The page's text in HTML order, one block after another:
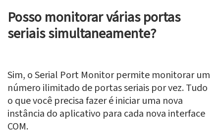
Posso monitorar várias portas
seriais simultaneamente?
Sim, o Serial Port Monitor permite monitorar um
número ilimitado de portas seriais por vez. Tudo
o que você precisa fazer é iniciar uma nova
instância do aplicativo para cada nova interface
COM.